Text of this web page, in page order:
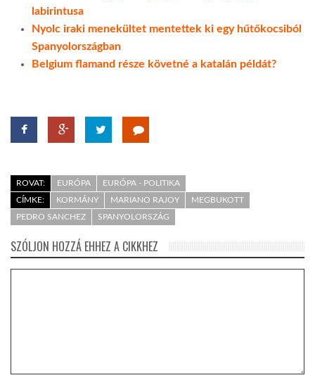
labirintusa
Nyolc iraki menekültet mentettek ki egy hűtőkocsiból
Spanyolországban
Belgium flamand része követné a katalán példát?
ROVAT: EURÓPA
EURÓPA - POLITIKA
CÍMKE:
KORMÁNY MARIANO RAJOY
MEGBUKOTT
PEDRO SANCHEZ
SPANYOLORSZÁG
SZÓLJON HOZZÁ EHHEZ A CIKKHEZ